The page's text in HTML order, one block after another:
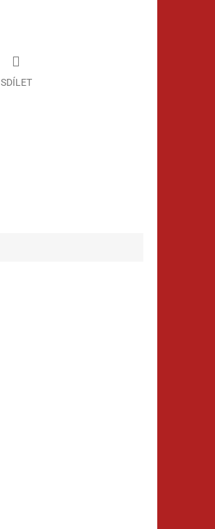
SDÍLET